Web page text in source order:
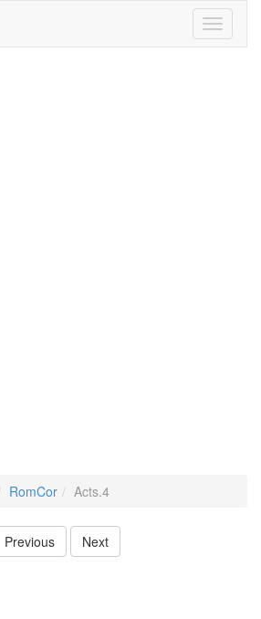
Toggle
RomCor Acts.4
Previous Next